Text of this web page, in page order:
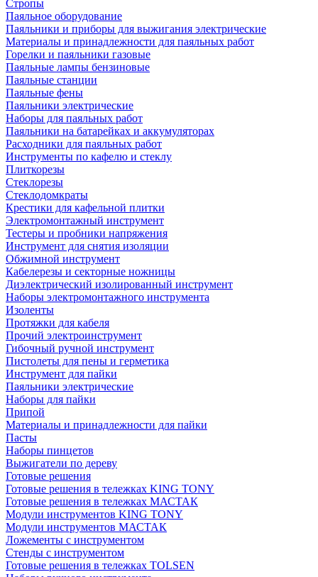
Стропы
Паяльное оборудование
Паяльники и приборы для выжигания электрические
Материалы и принадлежности для паяльных работ
Горелки и паяльники газовые
Паяльные лампы бензиновые
Паяльные станции
Паяльные фены
Паяльники электрические
Наборы для паяльных работ
Паяльники на батарейках и аккумуляторах
Расходники для паяльных работ
Инструменты по кафелю и стеклу
Плиткорезы
Стеклорезы
Стеклодомкраты
Крестики для кафельной плитки
Электромонтажный инструмент
Тестеры и пробники напряжения
Инструмент для снятия изоляции
Обжимной инструмент
Кабелерезы и секторные ножницы
Диэлектрический изолированный инструмент
Наборы электромонтажного инструмента
Изоленты
Протяжки для кабеля
Прочий электроинструмент
Гибочный ручной инструмент
Пистолеты для пены и герметика
Инструмент для пайки
Паяльники электрические
Наборы для пайки
Припой
Материалы и принадлежности для пайки
Пасты
Наборы пинцетов
Выжигатели по дереву
Готовые решения
Готовые решения в тележках KING TONY
Готовые решения в тележках МАСТАК
Модули инструментов KING TONY
Модули инструментов МАСТАК
Ложементы с инструментом
Стенды с инструментом
Готовые решения в тележках TOLSEN